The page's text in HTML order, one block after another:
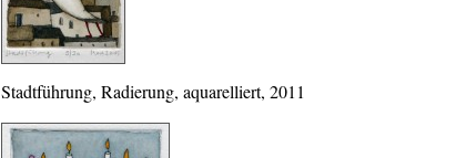
Stadtführung, Radierung, aquarelliert, 2011